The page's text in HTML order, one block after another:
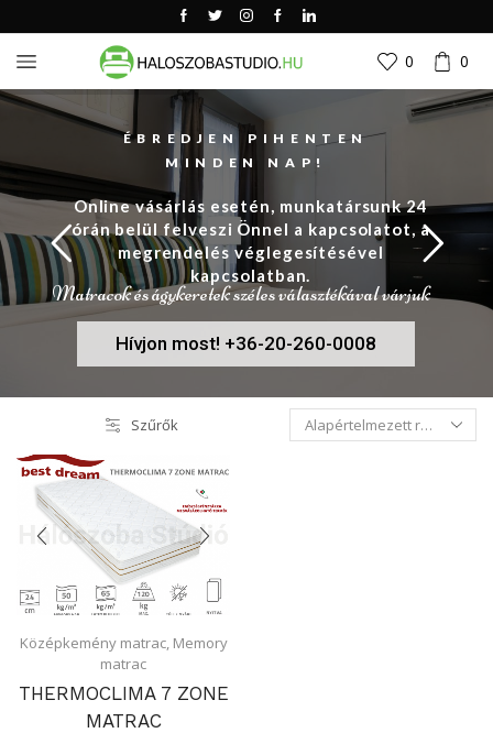
0 0
ÉBREDJEN PIHENTEN
MINDEN NAP!
Matracok és ágykeretek széles választékával várjuk
Online vásárlás esetén, munkatársunk 24
órán belül felveszi Önnel a kapcsolatot, a
megrendelés véglegesítésével
kapcsolatban.
Hívjon most! +36-20-260-0008
Szűrők
Középkemény matrac, Memory
matrac
THERMOCLIMA 7 ZONE
MATRAC